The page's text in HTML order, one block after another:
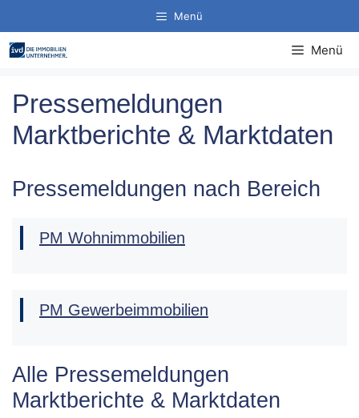
Inhalt
springen
Menü
Menü
Pressemeldungen
Marktberichte & Marktdaten
Pressemeldungen nach Bereich
PM Wohnimmobilien
PM Gewerbeimmobilien
Alle Pressemeldungen
Marktberichte & Marktdaten